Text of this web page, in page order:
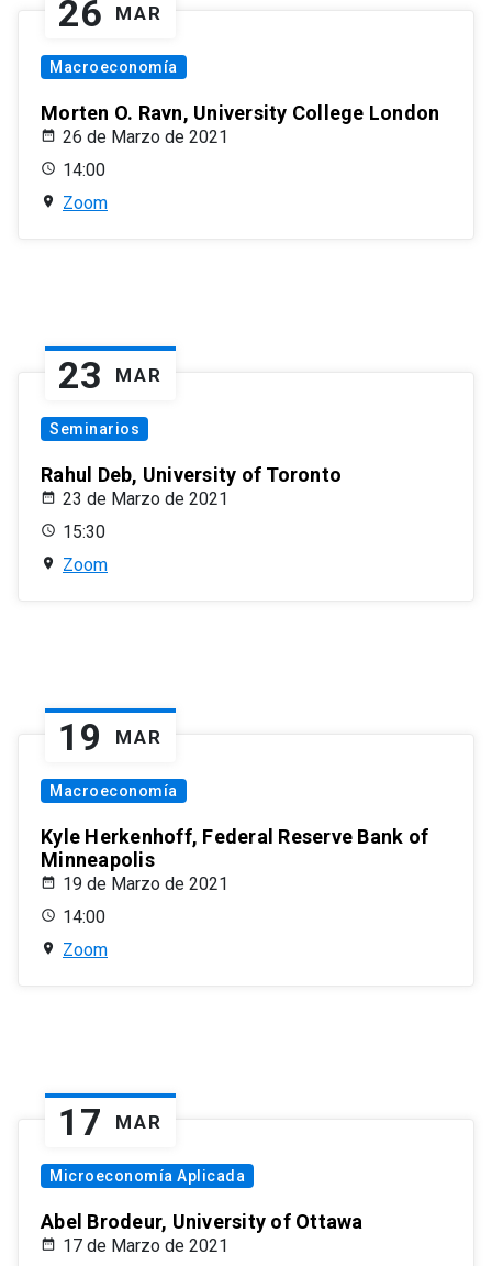
26 MAR
Macroeconomía
Morten O. Ravn, University College London
26 de Marzo de 2021
14:00
Zoom
23 MAR
Seminarios
Rahul Deb, University of Toronto
23 de Marzo de 2021
15:30
Zoom
19 MAR
Macroeconomía
Kyle Herkenhoff, Federal Reserve Bank of
Minneapolis
19 de Marzo de 2021
14:00
Zoom
17 MAR
Microeconomía Aplicada
Abel Brodeur, University of Ottawa
17 de Marzo de 2021